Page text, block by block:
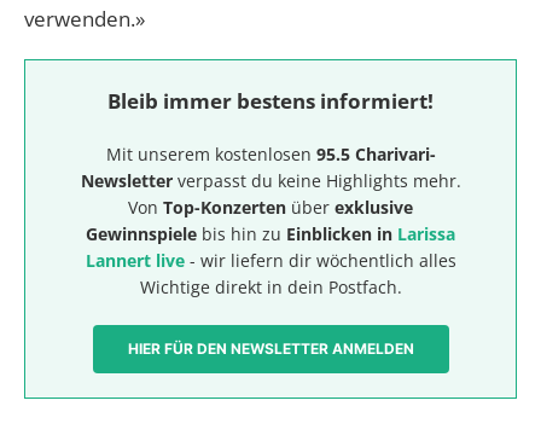
verwenden.»
Bleib immer bestens informiert!
Mit unserem kostenlosen 95.5 Charivari-
Newsletterverpasst du keine Highlights mehr.
Von Top-Konzerten über exklusive
Gewinnspiele bis hin zu Einblicken in Larissa
Lannert live- wir liefern dir wöchentlich alles
Wichtige direkt in dein Postfach.
HIER FÜR DEN NEWSLETTER ANMELDEN